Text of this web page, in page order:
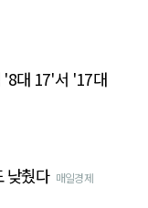
'8대 17'서 '17대
낮췄다 매일경제